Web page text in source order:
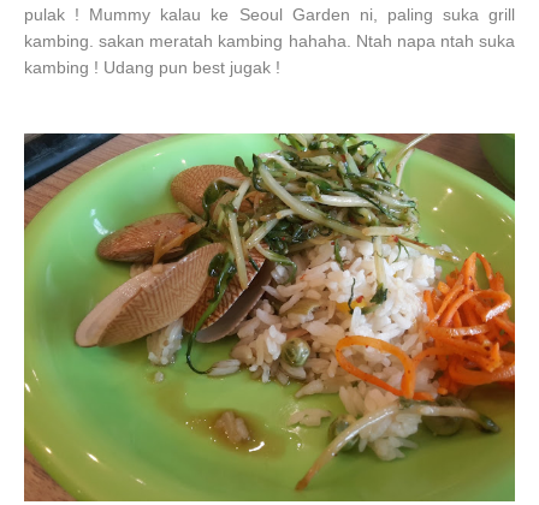
pulak ! Mummy kalau ke Seoul Garden ni, paling suka grill
kambing. sakan meratah kambing hahaha. Ntah napa ntah suka
kambing ! Udang pun best jugak !